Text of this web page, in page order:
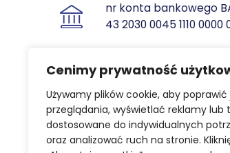
Cenimy prywatność
Używamy plików cookie, aby poprawić
przeglądania, wyświetlać reklamy lub
dostosowane do indywidualnych
oraz analizować ruch na stronie.
nr konta bankowego
43 2030 0045 1110